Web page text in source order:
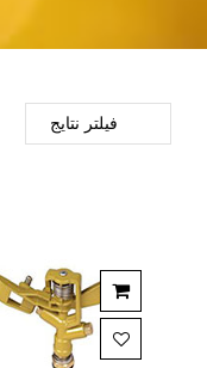
فیلتر نتایج